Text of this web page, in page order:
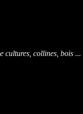
cultures, collines, bois ...